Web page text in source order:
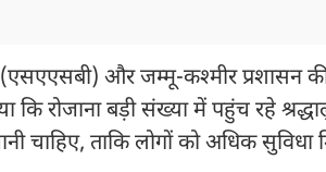
(एसएएसबी) और जम्मू-कश्मीर प्रशासन
कि रोजाना बड़ी संख्या में पहुंच रहे
चाहिए, ताकि लोगों को अधिक